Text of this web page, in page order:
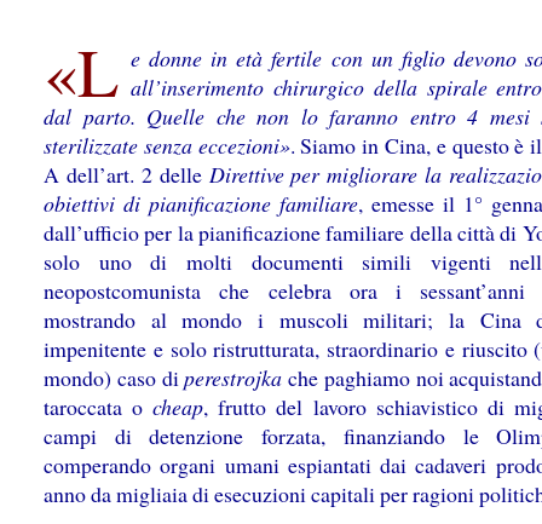
«L e donne in età fertile con un figlio devono
all’inserimento chirurgico della spirale
dal parto. Quelle che non lo faranno entro 4 mesi
sterilizzate senza eccezioni». Siamo in Cina, e questo è
A dell’art. 2 delle Direttive per migliorare la
obiettivi di pianificazione familiare, emesse il 1°
dall’ufficio per la pianificazione familiare della città di
solo uno di molti documenti simili vigenti
neopostcomunista che celebra ora i
mostrando al mondo i muscoli militari; la Cina
impenitente e solo ristrutturata, straordinario e riuscito
mondo) caso diperestrojka che paghiamo noi
taroccata ocheap, frutto del lavoro schiavistico di
campi di detenzione forzata, finanziando le
comperando organi umani espiantati dai cadaveri
anno da migliaia di esecuzioni capitali per ragioni